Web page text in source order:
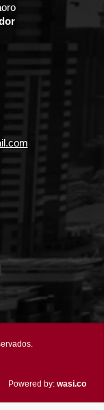
Powered by: wasi.co